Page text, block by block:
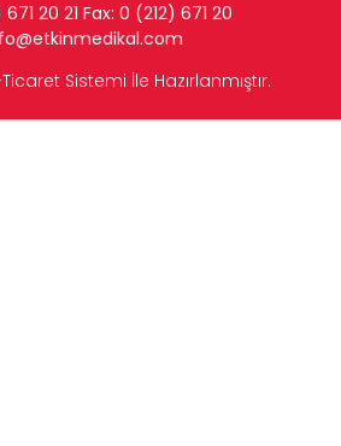
671 20 21 Fax: 0 (212) 671 20
@etkinmedikal.com
Ticaret Sistemi İle Hazırlanmıştır.